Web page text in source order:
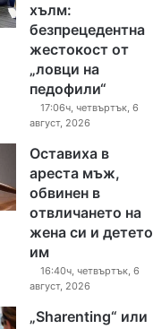
хълм:
безпрецедентна
жестокост от
„ловци на
педофили“
17:06ч, четвъртък, 6
август, 2026
Оставиха в
ареста мъж,
обвинен в
отвличането на
жена си и детето
им
16:40ч, четвъртък, 6
август, 2026
„Sharenting“ или